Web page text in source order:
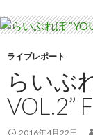
ライブレポート
らいぶ
VOL.2”
2016年4月22日